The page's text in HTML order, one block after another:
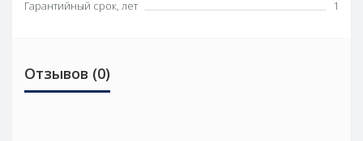
Гарантийный срок, лет
1
Отзывов (0)